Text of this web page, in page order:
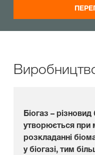
Біогаз –
утворюється при
розкладанні
у біогазі, тим